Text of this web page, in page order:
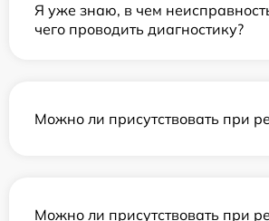
Я уже знаю, в чем
чего проводить диагностику?
Можно ли присутствовать при
Можно ли присутствовать при